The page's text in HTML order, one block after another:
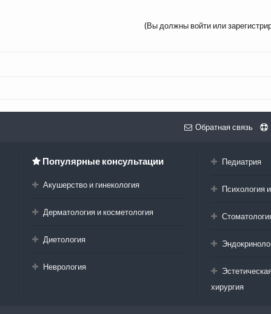
(Вы должны войти или
Обратная связь
Популярные консультации
Акушерство и гинекология
Дерматология и косметология
Диетология
Неврология
Педиатрия
Психология
хирургия